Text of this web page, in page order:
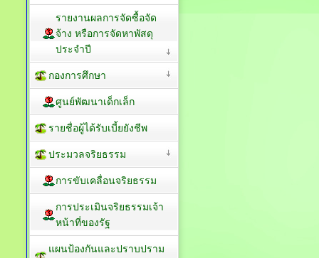
รายงานผลการจัดซื้อจัด
จ้าง หรือการจัดหาพัสดุ
ประจำปี
กองการศึกษา
ศูนย์พัฒนาเด็กเล็ก
รายชื่อผู้ได้รับเบี้ยยังชีพ
ประมวลจริยธรรม
การขับเคลื่อนจริยธรรม
การประเมินจริยธรรมเจ้า
หน้าที่ของรัฐ
แผนป้องกันและปราบปราม